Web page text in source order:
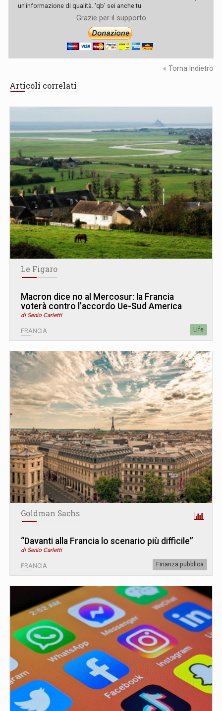
un'informazione di qualità. 'qb' sei anche tu.
Grazie per il supporto
« Torna Indietro
Articoli correlati
Le Figaro
Macron dice no al Mercosur: la Francia
voterà contro l’accordo Ue-Sud America
di Senio Carletti
FRANCIA Life
Goldman Sachs
“Davanti alla Francia lo scenario più difficile”
di Senio Carletti
FRANCIA Finanza pubblica